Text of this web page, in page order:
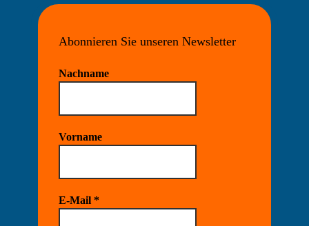
Abonnieren Sie unseren Newsletter
Nachname
Vorname
E-Mail *